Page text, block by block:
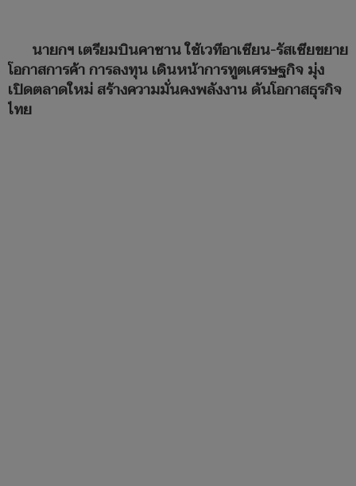
นายกฯ เตรียมบินคาซาน ใช้เวทีอาเซียน-รัสเซียขยาย
โอกาสการค้า การลงทุน เดินหน้าการทูตเศรษฐกิจ มุ่ง
เปิดตลาดใหม่ สร้างความมั่นคงพลังงาน ดันโอกาสธุรกิจ
ไทย